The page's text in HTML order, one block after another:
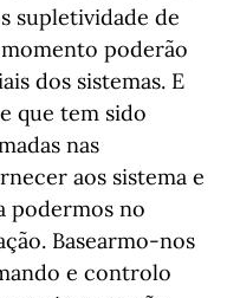
supletividade de
poderão
dos sistemas. E
que tem sido
nas
aos sistema e
podermos no
Basearmo-nos
e controlo